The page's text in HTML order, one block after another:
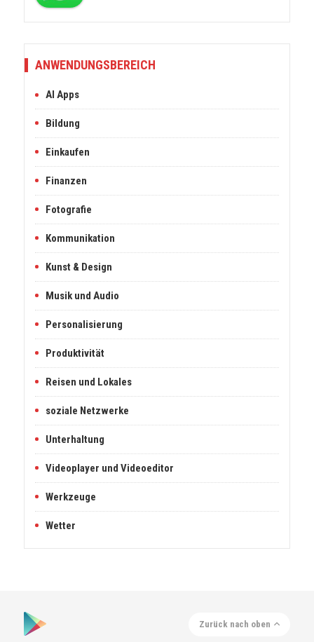
ANWENDUNGSBEREICH
AI Apps
Bildung
Einkaufen
Finanzen
Fotografie
Kommunikation
Kunst & Design
Musik und Audio
Personalisierung
Produktivität
Reisen und Lokales
soziale Netzwerke
Unterhaltung
Videoplayer und Videoeditor
Werkzeuge
Wetter
Zurück nach oben